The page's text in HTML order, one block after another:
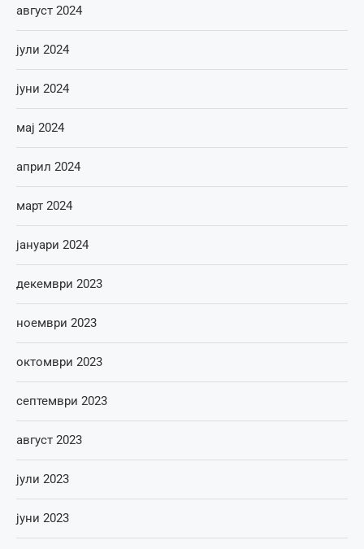
август 2024
јули 2024
јуни 2024
мај 2024
април 2024
март 2024
јануари 2024
декември 2023
ноември 2023
октомври 2023
септември 2023
август 2023
јули 2023
јуни 2023